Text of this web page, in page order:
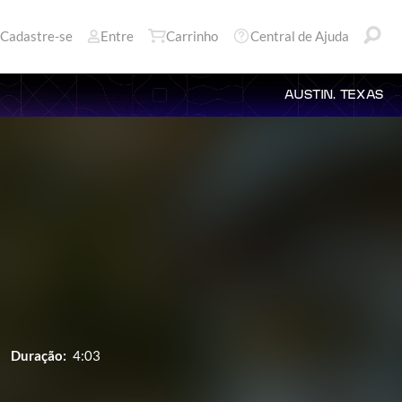
Cadastre-se Entre Carrinho Central de Ajuda
AUSTIN, TEXAS
Duração: 4:03